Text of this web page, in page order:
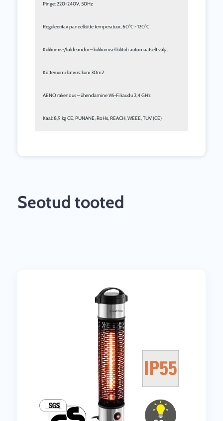
Pinge: 220-240V, 50Hz
Reguleeritav paneelkütte temperatuur, 60°C - 120°C
Kukkumis-/kaldeandur – kukkumisel lülitub automaatselt välja
Kütteruumi katvus: kuni 30m2
AENO rakendus – ühendamine Wi-Fi kaudu 2,4 GHz
Kaal: 8,9 kg CE, PUNANE, RoHs, REACH, WEEE, TUV (CE)
Seotud tooted